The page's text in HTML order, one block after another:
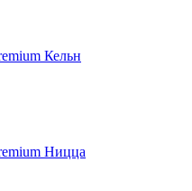
Кельн
Ницца